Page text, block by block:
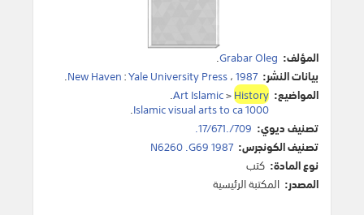
المؤلف: Grabar Oleg
.
بيانات النشر:
New Haven:Yale University Press،1987
.
المواضيع:
Art Islamic>History
.
Islamic visual arts to ca 1000
.
تصنيف ديوي: 709/.17/671.
تصنيف الكونجرس: N6260 .G69 1987
نوع المادة: كتب
المصدر: المكتبة الرئيسية